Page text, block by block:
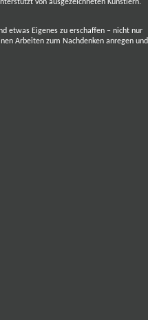
von ausgezeichneten Künstlern.
etwas Eigenes zu erschaffen – nicht nur
Arbeiten zum Nachdenken anregen und